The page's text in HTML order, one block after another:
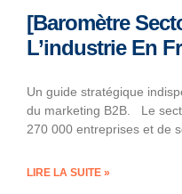
[Baromètre
L’industrie En
Un guide stratégique
du marketing B2B. Le
270 000 entreprises et de
LIRE LA SUITE »